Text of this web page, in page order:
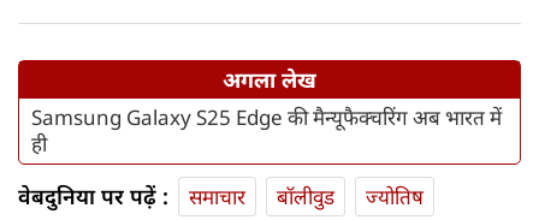
अगला लेख
Samsung Galaxy S25 Edge की मैन्यूफैक्चरिंग अब भारत में
ही
वेबदुनिया पर पढ़ें : समाचार बॉलीवुड
ज्योतिष